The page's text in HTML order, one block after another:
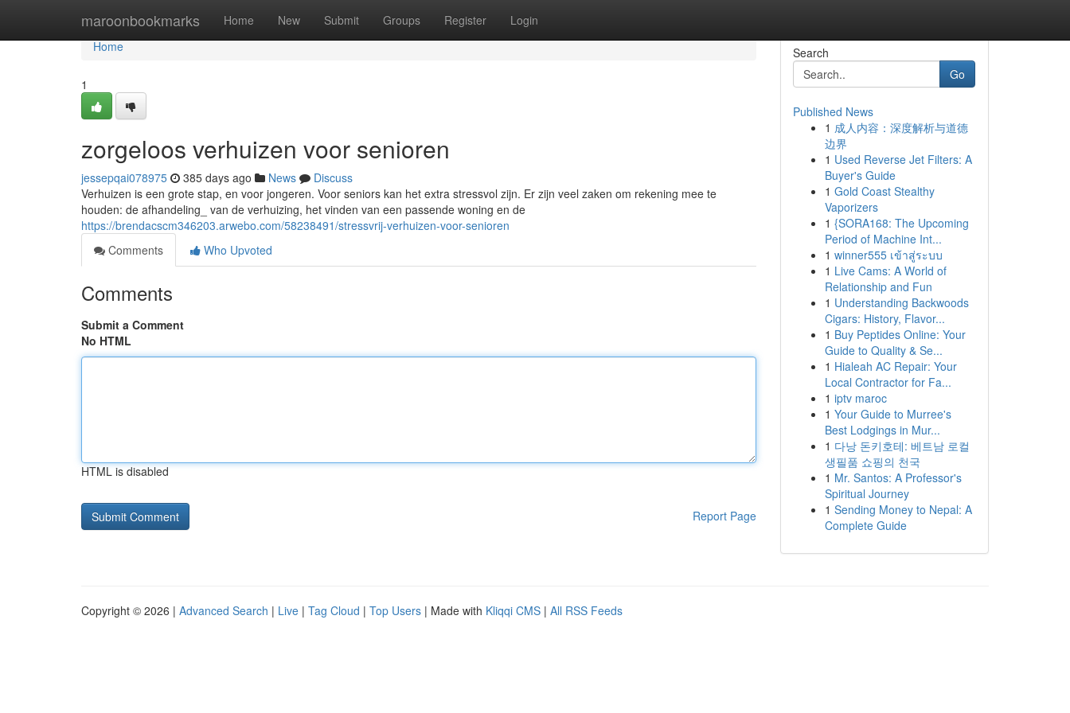
maroonbookmarks Home New Submit Groups Register Login
Home
Home
1
zorgeloos verhuizen voor senioren
jessepqai078975 385 days ago News
Discuss
Verhuizen is een grote stap, en voor jongeren. Voor seniors kan het extra stressvol zijn. Er zijn veel zaken om rekening mee te
houden: de afhandeling_ van de verhuizing, het vinden van een passende woning en de
https://brendacscm346203.arwebo.com/58238491/stressvrij-verhuizen-voor-senioren
Comments
Who Upvoted
Comments
Submit a Comment
No HTML
HTML is disabled
Report Page
Search
Go
Published News
1 成人内容：深度解析与道德
边界
1 Used Reverse Jet Filters: A
Buyer's Guide
1 Gold Coast Stealthy
Vaporizers
1 {SORA168: The Upcoming
Period of Machine Int...
1 winner555 เข้าสู่ระบบ
1 Live Cams: A World of
Relationship and Fun
1 Understanding Backwoods
Cigars: History, Flavor...
1 Buy Peptides Online: Your
Guide to Quality & Se...
1 Hialeah AC Repair: Your
Local Contractor for Fa...
1 iptv maroc
1 Your Guide to Murree's
Best Lodgings in Mur...
1 다낭 돈키호테: 베트남 로컬
생필품 쇼핑의 천국
1 Mr. Santos: A Professor's
Spiritual Journey
1 Sending Money to Nepal: A
Complete Guide
Copyright © 2026 | Advanced Search | Live | Tag Cloud | Top Users | Made with Kliqqi CMS | All RSS Feeds